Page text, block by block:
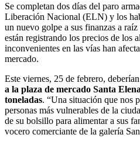
Se completan dos días del paro
Liberación Nacional (ELN) y los
un nuevo golpe a sus finanzas a
están registrando los precios de los
inconvenientes en las vías han
mercado.
Este viernes, 25 de febrero,
a la plaza de mercado Santa
toneladas. “Una situación que nos
personas más vulnerables de la
de su bolsillo para alimentar a sus
vocero comerciante de la galería